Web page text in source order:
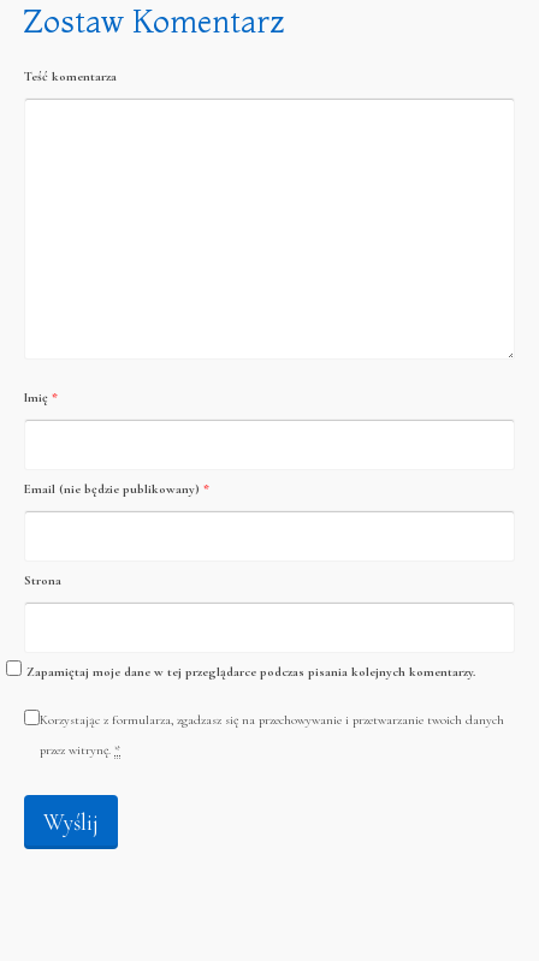
Zostaw Komentarz
Teść komentarza
Imię *
Email (nie będzie publikowany) *
Strona
Zapamiętaj moje dane w tej przeglądarce podczas pisania kolejnych komentarzy.
Korzystając z formularza, zgadzasz się na przechowywanie i przetwarzanie twoich danych
przez witrynę. *